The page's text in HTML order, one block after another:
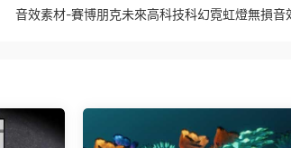
音效素材-賽博朋克未來高科技科幻霓虹燈無損音